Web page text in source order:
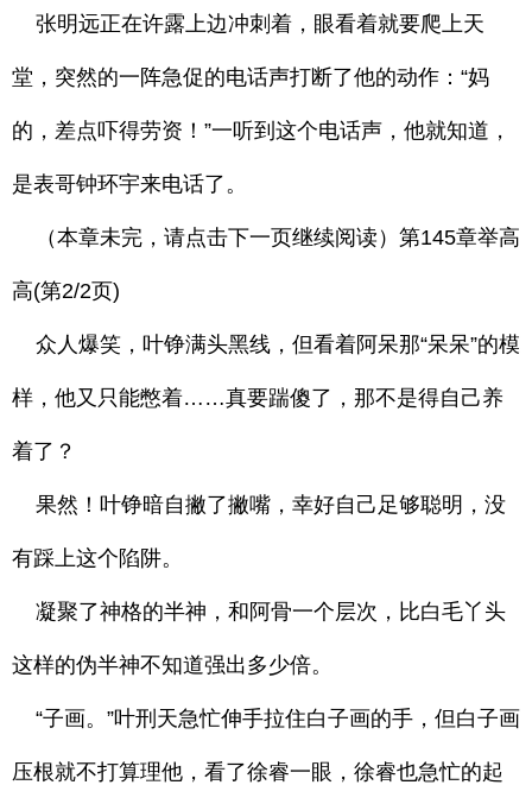
张明远正在许露上边冲刺着，眼看着就要爬上天
堂，突然的一阵急促的电话声打断了他的动作：“妈
的，差点吓得劳资！”一听到这个电话声，他就知道，
是表哥钟环宇来电话了。
（本章未完，请点击下一页继续阅读）第145章举高
高(第2/2页)
众人爆笑，叶铮满头黑线，但看着阿呆那“呆呆”的模
样，他又只能憋着……真要踹傻了，那不是得自己养
着了？
果然！叶铮暗自撇了撇嘴，幸好自己足够聪明，没
有踩上这个陷阱。
凝聚了神格的半神，和阿骨一个层次，比白毛丫头
这样的伪半神不知道强出多少倍。
“子画。”叶刑天急忙伸手拉住白子画的手，但白子画
压根就不打算理他，看了徐睿一眼，徐睿也急忙的起